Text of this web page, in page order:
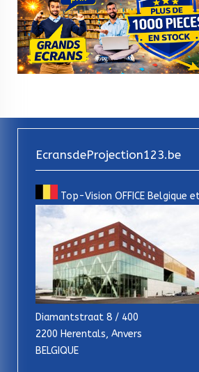
EcransdeProjection123.be
Top-Vision OFFICE Belgique
Diamantstraat 8 / 400
2200 Herentals, Anvers
BELGIQUE